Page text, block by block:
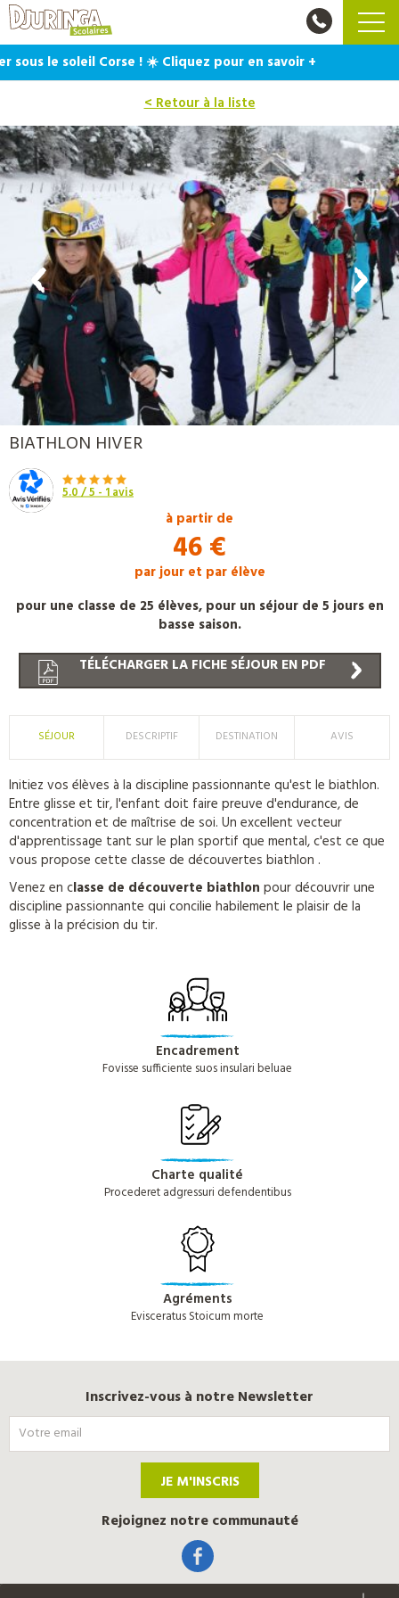
le soleil Corse ! ☀️ Cliquez pour en savoir +
< Retour à la liste
PROMO
BIATHLON HIVER
5.0/ 5 -1avis
à partir de
46 €
par jour et par élève
pour une classe de 25 élèves, pour un séjour de 5 jours en
basse saison.
TÉLÉCHARGER LA FICHE SÉJOUR EN PDF
SÉJOUR DESCRIPTIF DESTINATION AVIS
Initiez vos élèves à la discipline passionnante qu'est le biathlon.
Entre glisse et tir, l'enfant doit faire preuve d'endurance, de
concentration et de maîtrise de soi. Un excellent vecteur
d'apprentissage tant sur le plan sportif que mental, c'est ce que
vous propose cette classe de découvertes biathlon .
Venez en classe de découverte biathlon pour découvrir une
discipline passionnante qui concilie habilement le plaisir de la
glisse à la précision du tir.
Encadrement
Fovisse sufficiente suos insulari beluae
Charte qualité
Procederet adgressuri defendentibus
Agréments
Evisceratus Stoicum morte
Inscrivez-vous à notre Newsletter
JE M'INSCRIS
Rejoignez notre communauté